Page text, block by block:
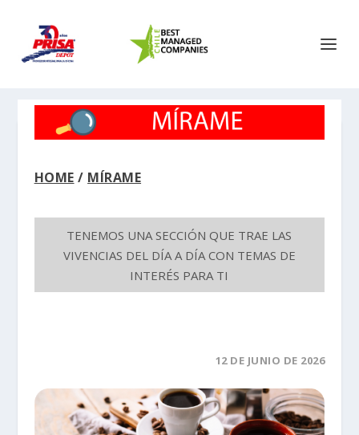
HOME / MÍRAME
TENEMOS UNA SECCIÓN QUE TRAE LAS
VIVENCIAS DEL DÍA A DÍA CON TEMAS DE
INTERÉS PARA TI
12 DE JUNIO DE 2026